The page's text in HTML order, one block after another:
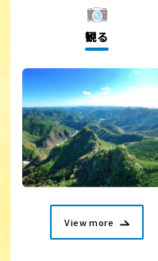
観る
View more